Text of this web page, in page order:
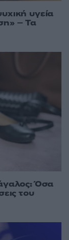
υγεία
– Τα
Όσα
του